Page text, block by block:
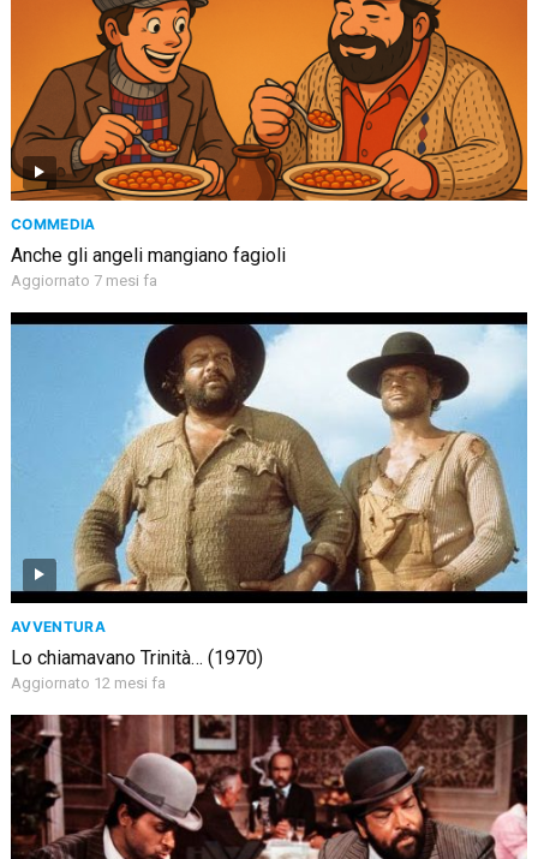
COMMEDIA
Anche gli angeli mangiano fagioli
Aggiornato 7 mesi fa
AVVENTURA
Lo chiamavano Trinità… (1970)
Aggiornato 12 mesi fa